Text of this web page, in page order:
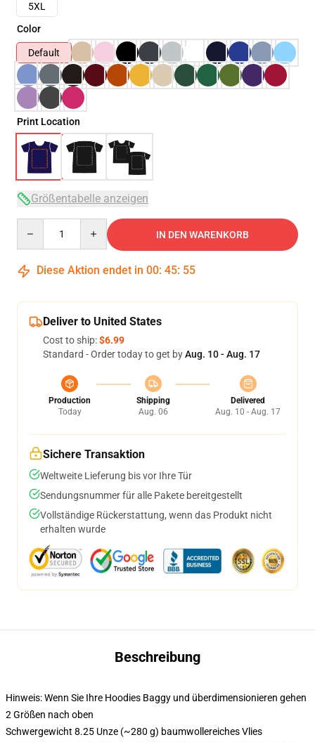
5XL
Color
Default
Print Location
Größentabelle anzeigen
IN DEN WARENKORB
Diese Aktion endet in 00: 45: 54
Deliver to United States
Cost to ship:$6.99
Standard - Order today to get byAug. 10 - Aug. 17
Production
Today
Shipping
Aug. 06
Delivered
Aug. 10 - Aug. 17
Sichere Transaktion
Weltweite Lieferung bis vor Ihre Tür
Sendungsnummer für alle Pakete bereitgestellt
Vollständige Rückerstattung, wenn das Produkt nicht
erhalten wurde
Beschreibung
Hinweis: Wenn Sie Ihre Hoodies Baggy und überdimensionieren gehen
2 Größen nach oben
Schwergewicht 8.25 Unze (~280 g) baumwollereiches Vlies